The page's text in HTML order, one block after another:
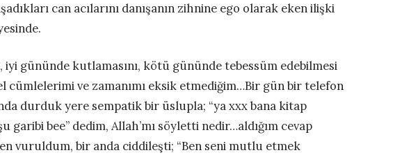
can acılarını danışanın zihnine ego olarak eken ilişki
iyi gününde kutlamasını, kötü gününde tebessüm edebilmesi
cümlelerimi ve zamanımı eksik etmediğim…Bir gün bir telefon
durduk yere sempatik bir üslupla; “ya xxx bana kitap
garibi bee” dedim, Allah’mı söyletti nedir…aldığım cevap
vuruldum, bir anda ciddileşti; “Ben seni mutlu etmek